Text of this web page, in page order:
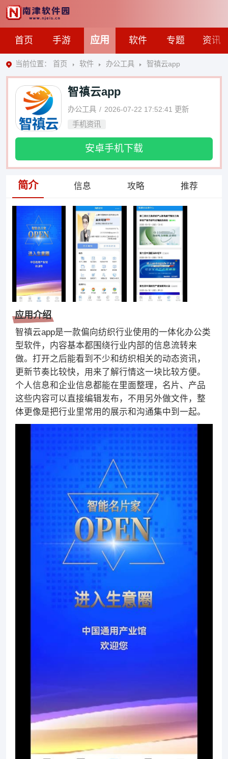
首页 手游 应用 软件 专题 资讯
当前位置： 首页 软件 办公工具 智禛云app
智禛云app
办公工具 2026-07-22 17:52:41 更新
手机资讯
安卓手机下载
简介 信息 攻略 推荐
应用介绍
智禛云app是一款偏向纺织行业使用的一体化办公类
型软件，内容基本都围绕行业内部的信息流转来
做。打开之后能看到不少和纺织相关的动态资讯，
更新节奏比较快，用来了解行情这一块比较方便。
个人信息和企业信息都能在里面整理，名片、产品
这些内容可以直接编辑发布，不用另外做文件，整
体更像是把行业里常用的展示和沟通集中到一起。